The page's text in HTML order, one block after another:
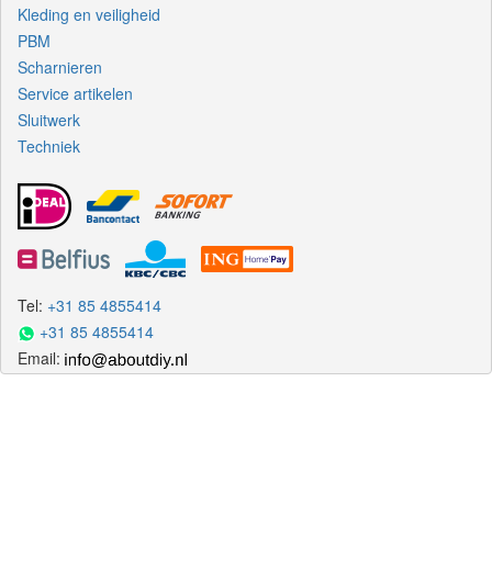
Kleding en veiligheid
PBM
Scharnieren
Service artikelen
Sluitwerk
Techniek
Tel: +31 85 4855414
+31 85 4855414
Email: